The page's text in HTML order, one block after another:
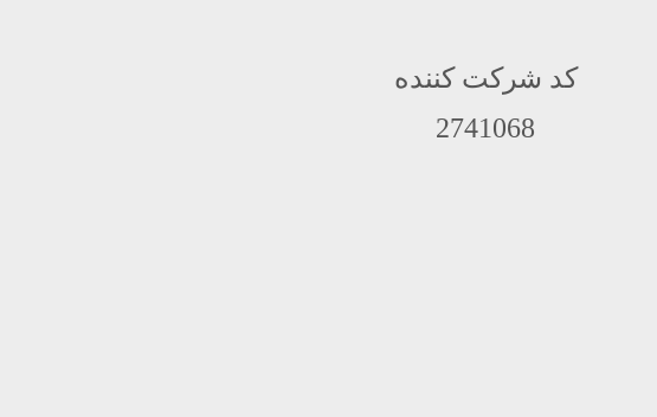
کد شرکت کننده
2741068